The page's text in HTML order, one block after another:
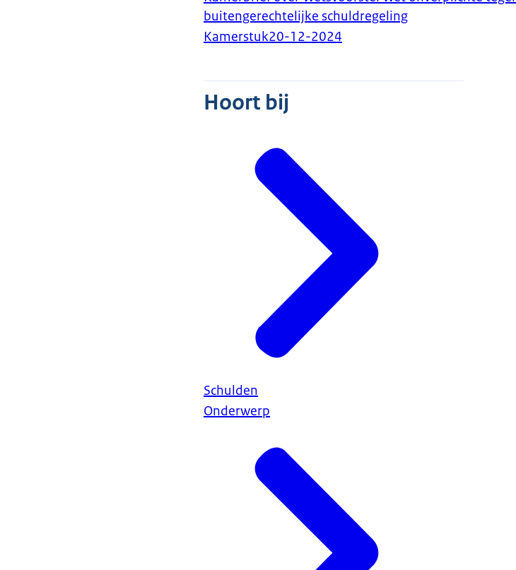
buitengerechtelijke schuldregeling
Kamerstuk20-12-2024
Hoort bij
Schulden
Onderwerp